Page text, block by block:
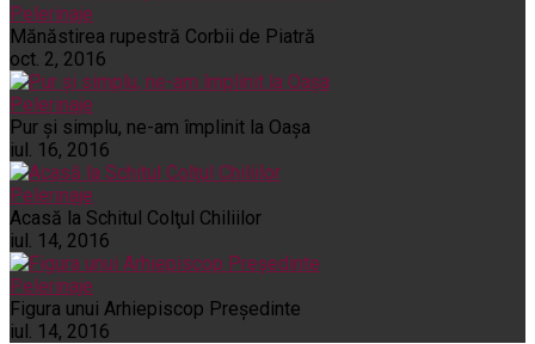
Pelerinaje
Mănăstirea rupestră Corbii de Piatră
oct. 2, 2016
Pelerinaje
Pur şi simplu, ne-am împlinit la Oaşa
iul. 16, 2016
Pelerinaje
Acasă la Schitul Colţul Chiliilor
iul. 14, 2016
Pelerinaje
Figura unui Arhiepiscop Preşedinte
iul. 14, 2016